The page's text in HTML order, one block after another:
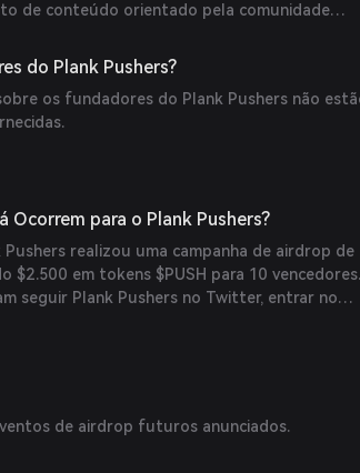
de conteúdo orientado pela comunidade
onde jogadores podem contribuir e se
do Plank Pushers?
os fundadores do Plank Pushers não
Ocorrem para o Plank Pushers?
Pushers realizou uma campanha de airdrop de
$2.500 em tokens $PUSH para 10 vencedores.
seguir Plank Pushers no Twitter, entrar no
o anúncio do airdrop. (
de airdrop futuros anunciados.